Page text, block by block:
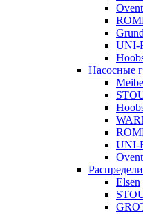
UNI-
Насосные
UNI-
Elsen